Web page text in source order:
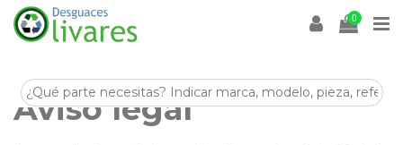
0
Aviso legal